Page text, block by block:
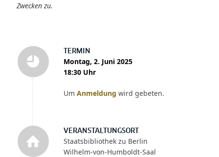
TERMIN
Montag, 2. Juni 2025
18:30 Uhr
Um Anmeldung wird gebeten.
VERANSTALTUNGSORT
Staatsbibliothek zu Berlin
Wilhelm-von-Humboldt-Saal
Zwecken zu.